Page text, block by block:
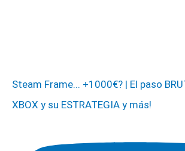
Steam Frame... +1000€? | El paso
XBOX y su ESTRATEGIA y más!